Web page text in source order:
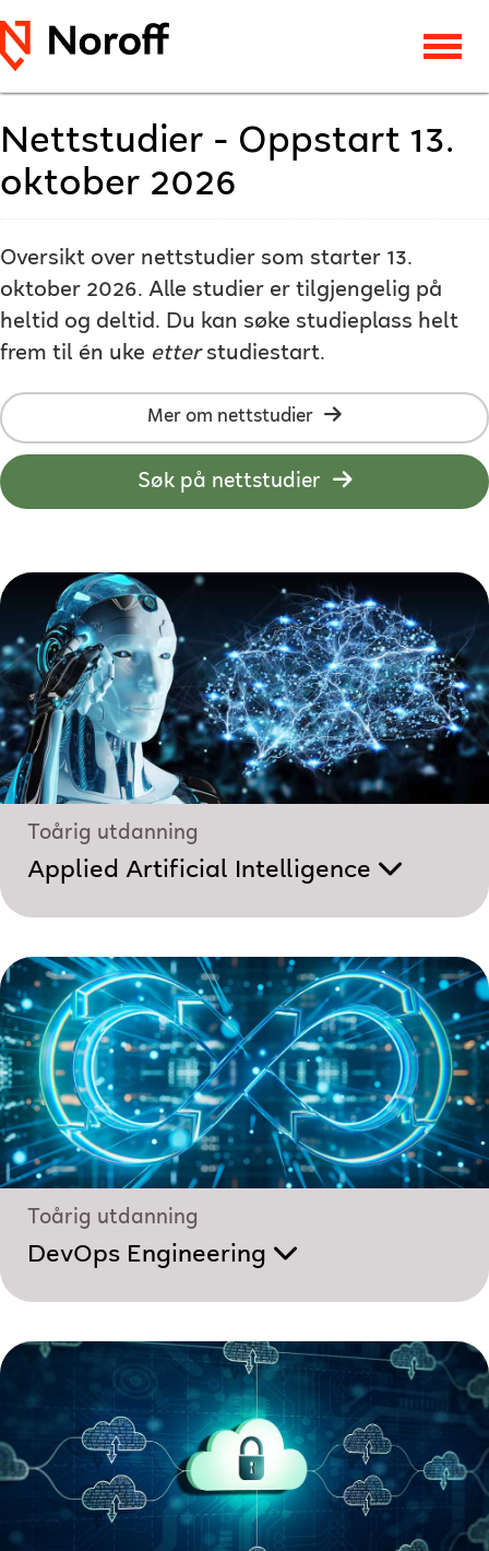
Nettstudier - Oppstart 13.
oktober 2026
Oversikt over nettstudier som starter 13.
oktober 2026. Alle studier er tilgjengelig på
heltid og deltid. Du kan søke studieplass helt
frem til én uke etterstudiestart.
Mer om nettstudier
Søk på nettstudier
Toårig utdanning
Applied Artificial Intelligence
Toårig utdanning
DevOps Engineering